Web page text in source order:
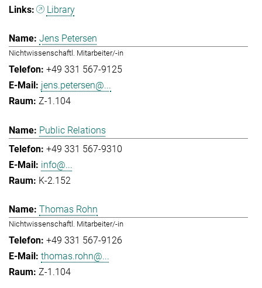
Library
Jens Petersen
Nichtwissenschaftl. Mitarbeiter/-in
+49 331 567-9125
jens.petersen@...
Z-1.104
Public Relations
+49 331 567-9310
info@...
K-2.152
Thomas Rohn
Nichtwissenschaftl. Mitarbeiter/-in
+49 331 567-9126
thomas.rohn@...
Z-1.104